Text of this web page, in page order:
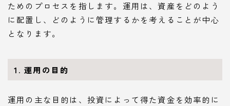
ためのプロセスを指します。運用は、資産をどのよう
に配置し、どのように管理するかを考えることが中心
となります。
1. 運用の目的
運用の主な目的は、投資によって得た資金を効率的に